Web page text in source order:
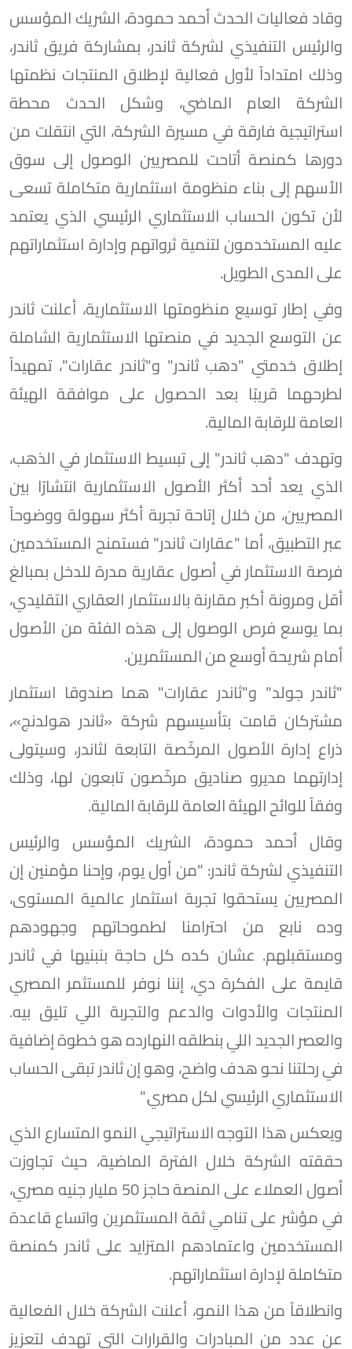
وقاد فعاليات الحدث أحمد حمودة، الشريك المؤسس
والرئيس التنفيذي لشركة ثاندر، بمشاركة فريق ثاندر،
وذلك امتداداً لأول فعالية لإطلاق المنتجات نظمتها
الشركة العام الماضي، وشكل الحدث محطة
استراتيجية فارقة في مسيرة الشركة، التي انتقلت من
دورها كمنصة أتاحت للمصريين الوصول إلى سوق
الأسهم إلى بناء منظومة استثمارية متكاملة تسعى
لأن تكون الحساب الاستثماري الرئيسي الذي يعتمد
عليه المستخدمون لتنمية ثرواتهم وإدارة استثماراتهم
على المدى الطويل.
وفي إطار توسيع منظومتها الاستثمارية، أعلنت ثاندر
عن التوسع الجديد في منصتها الاستثمارية الشاملة
إطلاق خدمتي "دهب ثاندر" و"ثاندر عقارات"، تمهيداً
لطرحهما قريبًا بعد الحصول على موافقة الهيئة
العامة للرقابة المالية.
وتهدف "دهب ثاندر" إلى تبسيط الاستثمار في الذهب،
الذي يعد أحد أكثر الأصول الاستثمارية انتشارًا بين
المصريين، من خلال إتاحة تجربة أكثر سهولة ووضوحاً
عبر التطبيق، أما "عقارات ثاندر" فستمنح المستخدمين
فرصة الاستثمار في أصول عقارية مدرة للدخل بمبالغ
أقل ومرونة أكبر مقارنة بالاستثمار العقاري التقليدي،
بما يوسع فرص الوصول إلى هذه الفئة من الأصول
أمام شريحة أوسع من المستثمرين.
"ثاندر جولد" و"ثاندر عقارات" هما صندوقا استثمار
مشتركان قامت بتأسيسهم شركة «ثاندر هولدنج»،
ذراع إدارة الأصول المرخّصة التابعة لثاندر، وسيتولى
إدارتهما مديرو صناديق مرخّصون تابعون لها، وذلك
وفقاً للوائح الهيئة العامة للرقابة المالية.
وقال أحمد حمودة، الشريك المؤسس والرئيس
التنفيذي لشركة ثاندر: "من أول يوم، وإحنا مؤمنين إن
المصريين يستحقوا تجربة استثمار عالمية المستوى،
وده نابع من احترامنا لطموحاتهم وجهودهم
ومستقبلهم. عشان كده كل حاجة بنبنيها في ثاندر
قايمة على الفكرة دي، إننا نوفر للمستثمر المصري
المنتجات والأدوات والدعم والتجربة اللي تليق بيه.
والعصر الجديد اللي بنطلقه النهارده هو خطوة إضافية
في رحلتنا نحو هدف واضح، وهو إن ثاندر تبقى الحساب
الاستثماري الرئيسي لكل مصري."
ويعكس هذا التوجه الاستراتيجي النمو المتسارع الذي
حققته الشركة خلال الفترة الماضية، حيث تجاوزت
أصول العملاء على المنصة حاجز 50 مليار جنيه مصري،
في مؤشر على تنامي ثقة المستثمرين واتساع قاعدة
المستخدمين واعتمادهم المتزايد على ثاندر كمنصة
متكاملة لإدارة استثماراتهم.
وانطلاقاً من هذا النمو، أعلنت الشركة خلال الفعالية
عن عدد من المبادرات والقرارات التي تهدف لتعزيز